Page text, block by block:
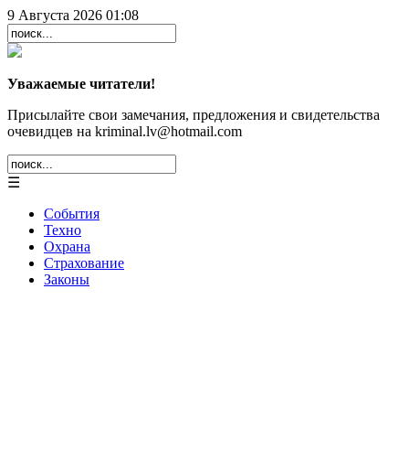
9 Августа 2026 01:08
Уважаемые читатели!
Присылайте свои замечания, предложения и свидетельства
очевидцев на kriminal.lv@hotmail.com
☰
События
Техно
Охрана
Страхование
Законы